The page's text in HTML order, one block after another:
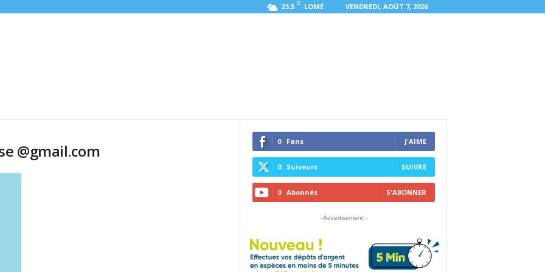
23.5 C LOMÉ VENDREDI, AOÛT 7, 2026
@gmail.com 0 Fans J'AIME
0 Suiveurs SUIVRE
0 Abonnés S'ABONNER
- Advertisement -